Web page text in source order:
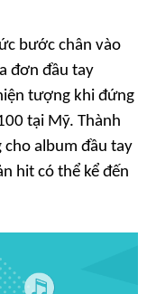
bước chân vào
đơn đầu tay
tượng khi đứng
tại Mỹ. Thành
cho album đầu tay
hit có thể kể đến